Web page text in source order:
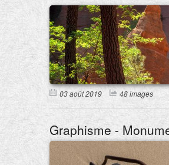
03 août 2019 48 images
Graphisme -